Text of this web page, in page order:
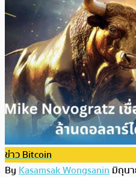
ข่าว Bitcoin
ByKasamsak Wongsaninมิถุน